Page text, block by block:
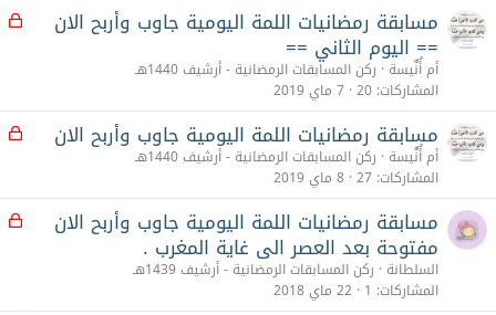
م مسابقة رمضانيات اللمة اليومية جاوب وأربح الان
== اليوم الثاني ==
أم أُنٌَيسة ركن المسابقات الرمضانية - أرشيف 1440هـ
المشاركات 20 7 ماي 2019
م مسابقة رمضانيات اللمة اليومية جاوب وأربح الان
أم أُنٌَيسة ركن المسابقات الرمضانية - أرشيف 1440هـ
المشاركات 27 8 ماي 2019
م مسابقة رمضانيات اللمة اليومية جاوب وأربح الان
مفتوحة بعد العصر الى غاية المغرب .
السلطانة ركن المسابقات الرمضانية - أرشيف 1439هـ
المشاركات 1 22 ماي 2018